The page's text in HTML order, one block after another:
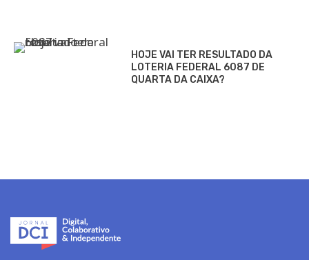
HOJE VAI TER RESULTADO DA
LOTERIA FEDERAL 6087 DE
QUARTA DA CAIXA?